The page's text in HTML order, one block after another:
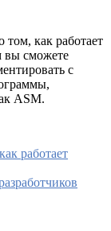
том, как работает
вы сможете
с
ASM.
работает